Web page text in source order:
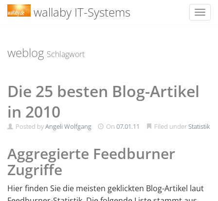
content
wallaby IT-Systems
weblog Schlagwort
Die 25 besten Blog-Artikel
in 2010
Posted byAngeli Wolfgang On 07.01.11 Filed underStatistik
Aggregierte Feedburner
Zugriffe
Hier finden Sie die meisten geklickten Blog-Artikel laut